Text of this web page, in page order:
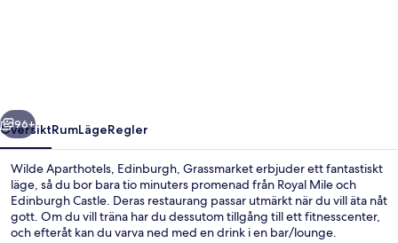
Nästa
96+
ÖversiktRumLägeRegler
Wilde Aparthotels, Edinburgh, Grassmarket erbjuder ett fantastiskt
läge, så du bor bara tio minuters promenad från Royal Mile och
Edinburgh Castle. Deras restaurang passar utmärkt när du vill äta nåt
gott. Om du vill träna har du dessutom tillgång till ett fitnesscenter,
och efteråt kan du varva ned med en drink i en bar/lounge.